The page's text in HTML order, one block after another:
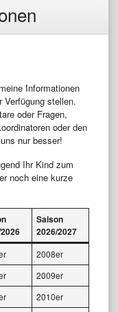
Informationen
Verfügung stellen.
oder Fragen,
oder den
nur besser!
Ihr Kind zum
noch eine kurze
Saison
2026/2027
2008er
2009er
2010er